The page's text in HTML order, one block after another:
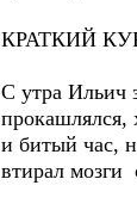
КРАТКИЙ
С утра Ильич
прокашлялся,
и битый час,
втирал мозги